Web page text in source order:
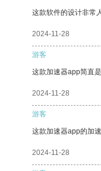
这款软件的设计非常
2024-11-28
游客
这款加速器app简直
2024-11-28
游客
这款加速器app的加
2024-11-28